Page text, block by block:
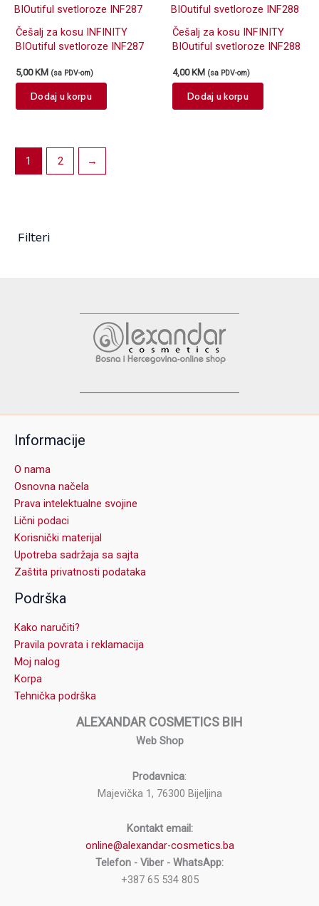
Filteri
Češalj za kosu INFINITY
BIOutiful svetloroze INF287
5,00KM (sa PDV-om)
Dodaj u korpu
Češalj za kosu INFINITY
BIOutiful svetloroze INF288
4,00KM (sa PDV-om)
Dodaj u korpu
1 2 →
Informacije
O nama
Osnovna načela
Prava intelektualne svojine
Lični podaci
Korisnički materijal
Upotreba sadržaja sa sajta
Zaštita privatnosti podataka
Podrška
Kako naručiti?
Pravila povrata i reklamacija
Moj nalog
Korpa
Tehnička podrška
ALEXANDAR COSMETICS BIH
Web Shop
Prodavnica:
Majevička 1, 76300 Bijeljina
Kontakt email:
online@alexandar-cosmetics.ba
Telefon - Viber - WhatsApp:
+387 65 534 805